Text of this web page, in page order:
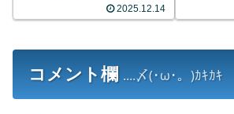
2025.12.14
コメント欄 ....〆(･ω･。)ｶｷｶｷ